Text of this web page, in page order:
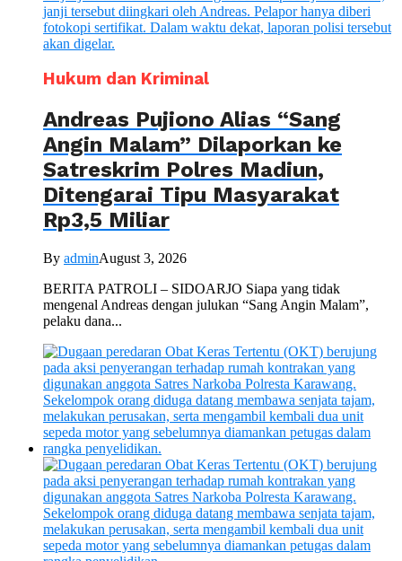
Hukum dan Kriminal
Andreas Pujiono Alias “Sang
Angin Malam” Dilaporkan ke
Satreskrim Polres Madiun,
Ditengarai Tipu Masyarakat
Rp3,5 Miliar
By adminAugust 3, 2026
BERITA PATROLI – SIDOARJO Siapa yang tidak
mengenal Andreas dengan julukan “Sang Angin Malam”,
pelaku dana...